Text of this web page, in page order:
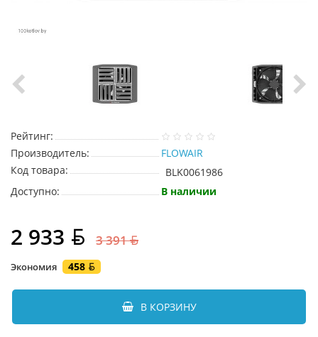
Рейтинг:
Производитель:
FLOWAIR
Код товара:
BLK0061986
Доступно:
В наличии
2 933 3 391
Экономия 458
В КОРЗИНУ